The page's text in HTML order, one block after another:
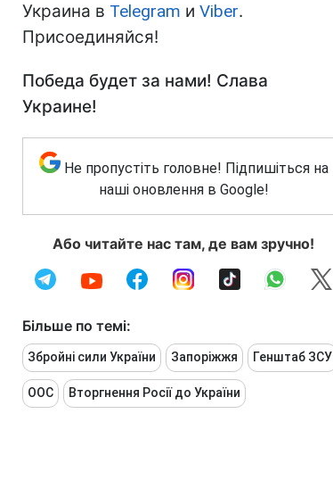
Украина в Telegram и Viber.
Присоединяйся!
Победа будет за нами! Слава
Украине!
Не пропустіть головне! Підпишіться на
наші оновлення в Google!
Або читайте нас там, де вам зручно!
Більше по темі:
Збройні сили України Запоріжжя Генштаб ЗСУ
ООС Вторгнення Росії до України